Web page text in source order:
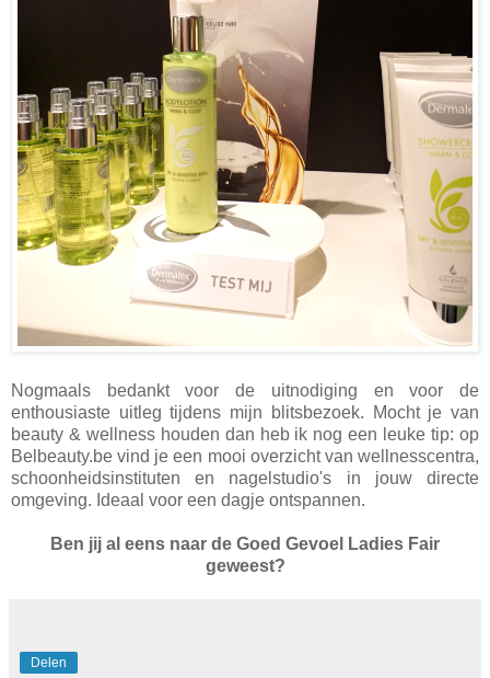
Nogmaals bedankt voor de uitnodiging en voor de
enthousiaste uitleg tijdens mijn blitsbezoek. Mocht je van
beauty & wellness houden dan heb ik nog een leuke tip: op
Belbeauty.be vind je een mooi overzicht van wellnesscentra,
schoonheidsinstituten en nagelstudio's in jouw directe
omgeving. Ideaal voor een dagje ontspannen.
Ben jij al eens naar de Goed Gevoel Ladies Fair
geweest?
Delen